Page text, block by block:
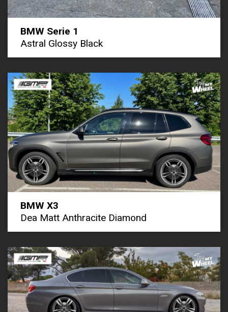
BMW Serie 1
Astral Glossy Black
BMW X3
Dea Matt Anthracite Diamond